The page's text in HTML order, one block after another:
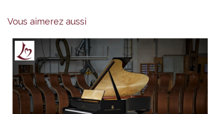
Vous aimerez aussi